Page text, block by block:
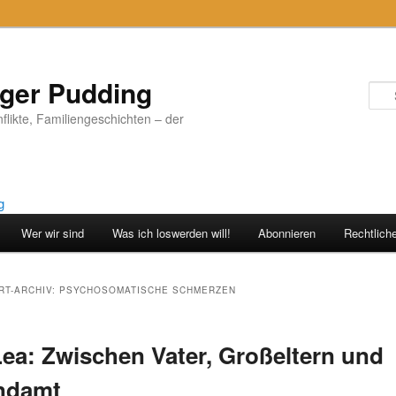
Pudding
Familiengeschichten – der
Wer wir sind Was ich loswerden will! Abonnieren
ARCHIV: PSYCHOSOMATISCHE SCHMERZEN
Zwischen Vater, Großeltern und